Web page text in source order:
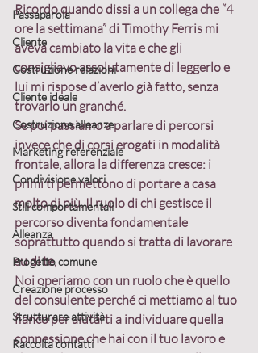
Passaparola
Cliente
Costruzione relazioni
Cliente ideale
Costruzione alleanze
Marketing referenziale
Condivisione valori
Stili comportamentali
Alleanza
Progetto comune
Creazione processo
Strutturare attività
Raccolta contatti
Ricordo quando dissi a un collega che “4
ore la settimana” di Timothy Ferris mi
aveva cambiato la vita e che gli
consigliavo assolutamente di leggerlo e
lui mi rispose d’averlo già fatto, senza
trovarlo un granché.
Se poi passiamo a parlare di percorsi
invece che di corsi erogati in modalità
frontale, allora la differenza cresce: i
primi ti permettono di portare a casa
molto di più. Il ruolo di chi gestisce il
percorso diventa fondamentale
soprattutto quando si tratta di lavorare
su di te,
Noi operiamo con un ruolo che è quello
del consulente perché ci mettiamo al tuo
fianco per aiutarti a individuare quella
connessione che hai con il tuo lavoro e